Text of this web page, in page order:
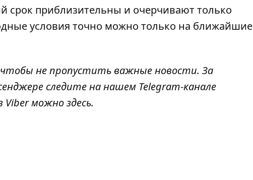
срок приблизительны и очерчивают только
условия точно можно только на ближайшие
не пропустить важные новости. За
следите на нашем Telegram-канале
Viber можноздесь.